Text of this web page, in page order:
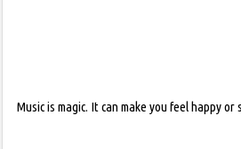
Music is magic. It can make you feel happy or